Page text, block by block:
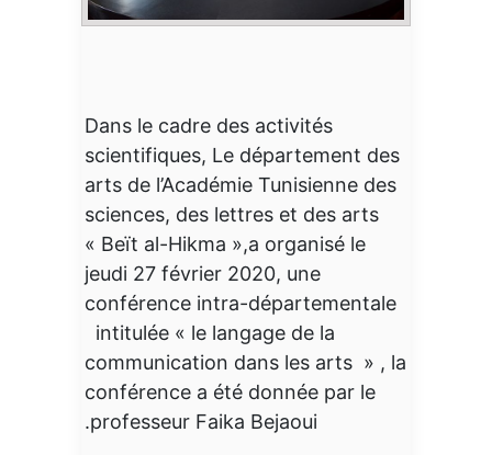
Dans le cadre des activités
scientifiques, Le département des
arts de l’Académie Tunisienne des
sciences, des lettres et des arts
« Beït al-Hikma »,a organisé le
jeudi 27 février 2020, une
conférence intra-départementale
intitulée « le langage de la
communication dans les arts » , la
conférence a été donnée par le
professeur Faika Bejaoui.